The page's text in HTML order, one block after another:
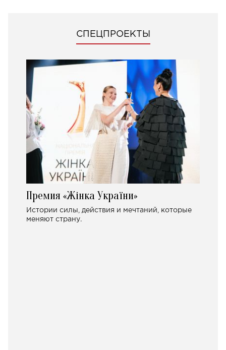
СПЕЦПРОЕКТЫ
Премия «Жінка України»
Истории силы, действия и мечтаний, которые
меняют страну.